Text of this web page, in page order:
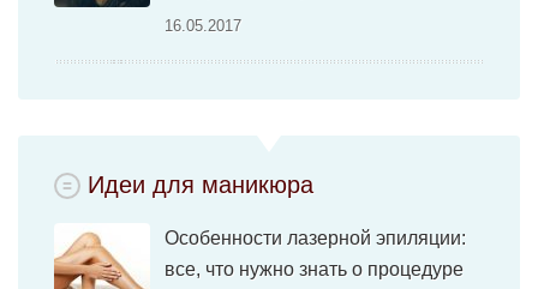
16.05.2017
Идеи для маникюра
Особенности лазерной эпиляции:
все, что нужно знать о процедуре